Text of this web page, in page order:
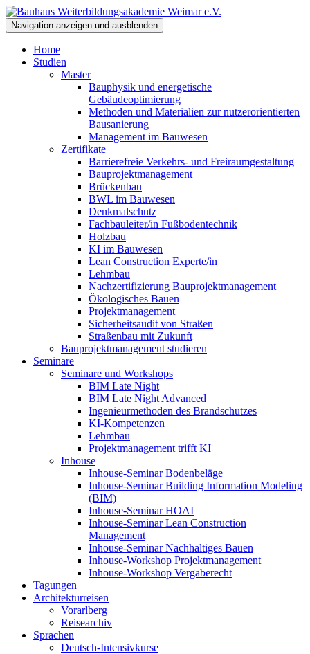
Navigation anzeigen und ausblenden
Home
Studien
Master
Bauphysik und energetische
Gebäudeoptimierung
Methoden und Materialien zur nutzerorientierten
Bausanierung
Management im Bauwesen
Zertifikate
Barrierefreie Verkehrs- und Freiraumgestaltung
Bauprojektmanagement
Brückenbau
BWL im Bauwesen
Denkmalschutz
Fachbauleiter/in Fußbodentechnik
Holzbau
KI im Bauwesen
Lean Construction Experte/in
Lehmbau
Nachzertifizierung Bauprojektmanagement
Ökologisches Bauen
Projektmanagement
Sicherheitsaudit von Straßen
Straßenbau mit Zukunft
Bauprojektmanagement studieren
Seminare
Seminare und Workshops
BIM Late Night
BIM Late Night Advanced
Ingenieurmethoden des Brandschutzes
KI-Kompetenzen
Lehmbau
Projektmanagement trifft KI
Inhouse
Inhouse-Seminar Bodenbeläge
Inhouse-Seminar Building Information Modeling
(BIM)
Inhouse-Seminar HOAI
Inhouse-Seminar Lean Construction
Management
Inhouse-Seminar Nachhaltiges Bauen
Inhouse-Workshop Projektmanagement
Inhouse-Workshop Vergaberecht
Tagungen
Architekturreisen
Vorarlberg
Reisearchiv
Sprachen
Deutsch-Intensivkurse